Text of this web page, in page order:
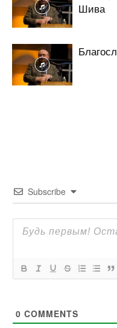
Шива
Subscribe
0 COMMENTS